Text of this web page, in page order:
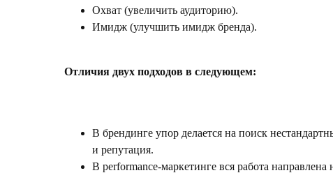
Охват (увеличить аудиторию).
Имидж (улучшить имидж бренда).
Отличия двух подходов в следующем:
В брендинге упор делается на поиск
и репутация.
В performance-маркетинге вся работа